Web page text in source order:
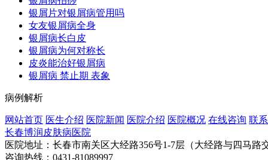
银屑片对银屑病管用吗
女友银屑病全身
银屑病长白皮
银屑病为何对称长
皮炎能治好银屑病
银屑病 禁止期 表象
病例解析
网站首页 医生介绍 医院新闻 医院介绍 医院概况 在线咨询 联
长春博润皮肤病医院
医院地址：长春市南关区大经路356号1-7层（大经路与四马路
咨询热线：0431-81089997